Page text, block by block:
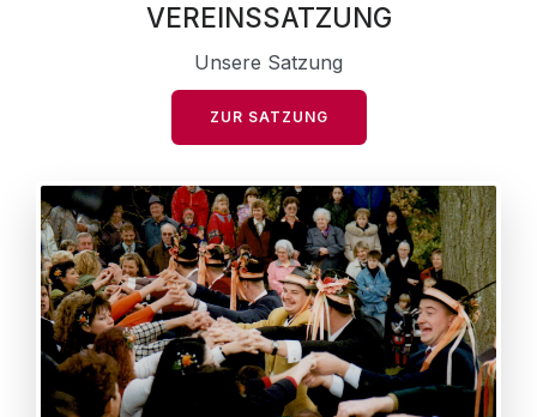
VEREINSSATZUNG
Unsere Satzung
ZUR SATZUNG